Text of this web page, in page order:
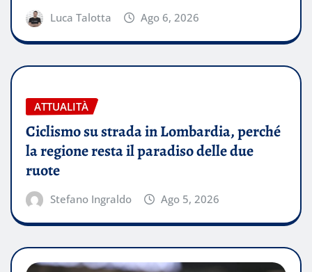
Luca Talotta Ago 6, 2026
ATTUALITÀ
Ciclismo su strada in Lombardia, perché
la regione resta il paradiso delle due
ruote
Stefano Ingraldo Ago 5, 2026